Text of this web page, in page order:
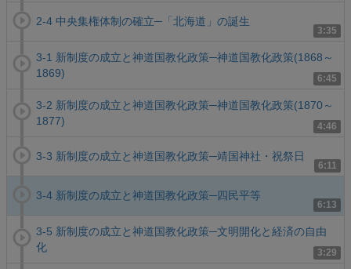
3:35
2-4 中央集権体制の確立─「北海道」の誕生
6:45
3-1 新制度の成立と神道国教化政策─神道国教化政策(1868～
1869)
4:46
3-2 新制度の成立と神道国教化政策─神道国教化政策(1870～
1877)
6:11
3-3 新制度の成立と神道国教化政策─靖国神社・祝祭日
6:13
3-4 新制度の成立と神道国教化政策─四民平等
3:29
3-5 新制度の成立と神道国教化政策─文明開化と経済の自由
化